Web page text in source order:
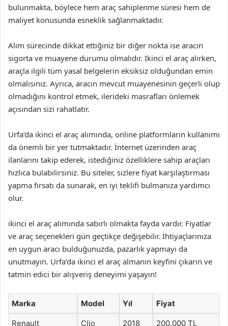
bulunmakta, böylece hem araç sahiplenme süresi hem de
maliyet konusunda esneklik sağlanmaktadır.
Alım sürecinde dikkat ettiğiniz bir diğer nokta ise aracın
sigorta ve muayene durumu olmalıdır. İkinci el araç alırken,
araçla ilgili tüm yasal belgelerin eksiksiz olduğundan emin
olmalısınız. Ayrıca, aracın mevcut muayenesinin geçerli olup
olmadığını kontrol etmek, ilerideki masrafları önlemek
açısından sizi rahatlatır.
Urfa’da ikinci el araç alımında, online platformların kullanımı
da önemli bir yer tutmaktadır. İnternet üzerinden araç
ilanlarını takip ederek, istediğiniz özelliklere sahip araçları
hızlıca bulabilirsiniz. Bu siteler, sizlere fiyat karşılaştırması
yapma fırsatı da sunarak, en iyi teklifi bulmanıza yardımcı
olur.
ikinci el araç alımında sabırlı olmakta fayda vardır. Fiyatlar
ve araç seçenekleri gün geçtikçe değişebilir. İhtiyaçlarınıza
en uygun aracı bulduğunuzda, pazarlık yapmayı da
unutmayın. Urfa’da ikinci el araç almanın keyfini çıkarın ve
tatmin edici bir alışveriş deneyimi yaşayın!
Marka Model Yıl Fiyat
Renault Clio 2018 200.000 TL